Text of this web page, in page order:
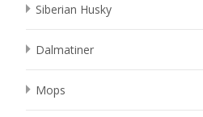
Siberian Husky
Dalmatiner
Mops